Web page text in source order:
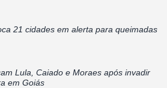
21 cidades em alerta para queimadas
Lula, Caiado e Moraes após invadir
em Goiás